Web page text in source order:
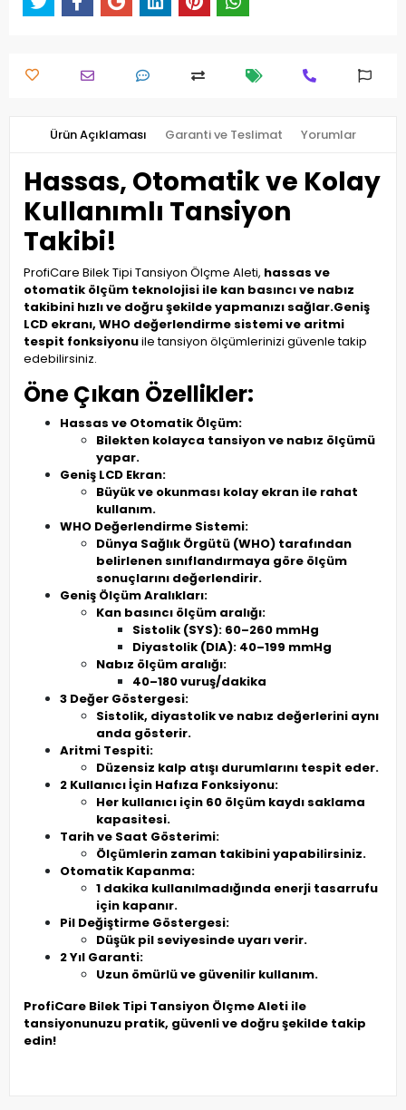
Ürün Açıklaması Garanti ve Teslimat Yorumlar
Hassas, Otomatik ve Kolay
Kullanımlı Tansiyon
Takibi!
ProfiCare Bilek Tipi Tansiyon Ölçme Aleti, hassas ve
otomatik ölçüm teknolojisi ile kan basıncı ve nabız
takibini hızlı ve doğru şekilde yapmanızı sağlar.Geniş
LCD ekranı, WHO değerlendirme sistemi ve aritmi
tespit fonksiyonuile tansiyon ölçümlerinizi güvenle takip
edebilirsiniz.
Öne Çıkan Özellikler:
Hassas ve Otomatik Ölçüm:
Bilekten kolayca tansiyon ve nabız ölçümü
yapar.
Geniş LCD Ekran:
Büyük ve okunması kolay ekran ile rahat
kullanım.
WHO Değerlendirme Sistemi:
Dünya Sağlık Örgütü (WHO) tarafından
belirlenen sınıflandırmaya göre ölçüm
sonuçlarını değerlendirir.
Geniş Ölçüm Aralıkları:
Kan basıncı ölçüm aralığı:
Sistolik (SYS): 60–260 mmHg
Diyastolik (DIA): 40–199 mmHg
Nabız ölçüm aralığı:
40–180 vuruş/dakika
3 Değer Göstergesi:
Sistolik, diyastolik ve nabız değerlerini aynı
anda gösterir.
Aritmi Tespiti:
Düzensiz kalp atışı durumlarını tespit eder.
2 Kullanıcı İçin Hafıza Fonksiyonu:
Her kullanıcı için 60 ölçüm kaydı saklama
kapasitesi.
Tarih ve Saat Gösterimi:
Ölçümlerin zaman takibini yapabilirsiniz.
Otomatik Kapanma:
1 dakika kullanılmadığında enerji tasarrufu
için kapanır.
Pil Değiştirme Göstergesi:
Düşük pil seviyesinde uyarı verir.
2 Yıl Garanti:
Uzun ömürlü ve güvenilir kullanım.
ProfiCare Bilek Tipi Tansiyon Ölçme Aleti ile
tansiyonunuzu pratik, güvenli ve doğru şekilde takip
edin!